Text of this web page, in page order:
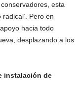
esta
radical’. Pero en
hacia todo
desplazando a los
instalación de